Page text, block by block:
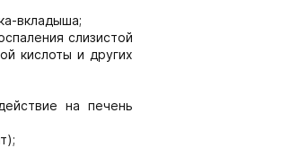
вкладыша;
слизистой
кислоты и других
на печень